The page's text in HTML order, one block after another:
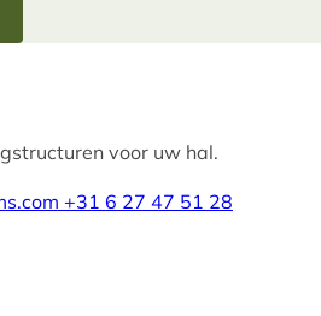
voor uw hal.
+31 6 27 47 51 28